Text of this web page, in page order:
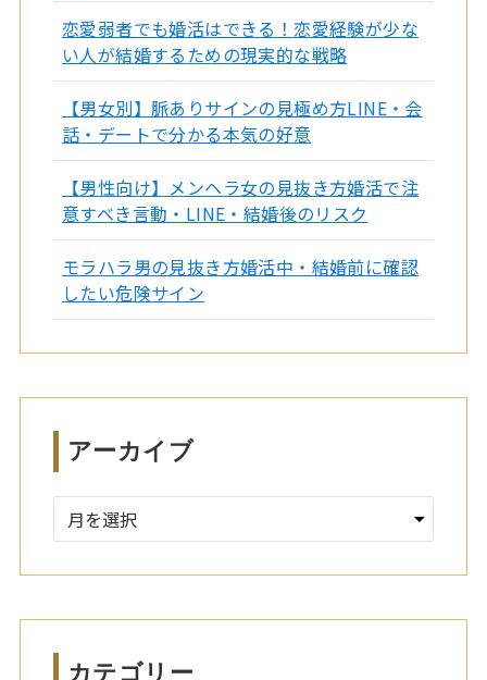
恋愛弱者でも婚活はできる！恋愛経験が少な
い人が結婚するための現実的な戦略
【男女別】脈ありサインの見極め方LINE・会
話・デートで分かる本気の好意
【男性向け】メンヘラ女の見抜き方婚活で注
意すべき言動・LINE・結婚後のリスク
モラハラ男の見抜き方婚活中・結婚前に確認
したい危険サイン
アーカイブ
ー
ブ
カテゴリー